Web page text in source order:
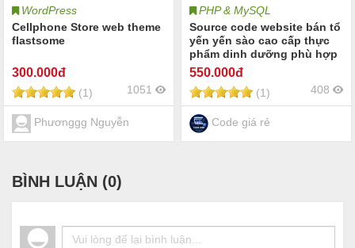
WordPress
Cellphone Store web theme
flastsome
300.000đ
(1) 1051
Phươnggg Nguyễn
PHP & MySQL
Source code website bán tổ
yến yến sào cao cấp thực
phẩm dinh dưỡng phù hợp
cửa hàng doanh nghiệp
kinh doanh tổ yến nước
yến thực phẩm dinh dưỡng
và quà tặng
550.000đ
(1) 408
Code giá rẻ
BÌNH LUẬN (0)